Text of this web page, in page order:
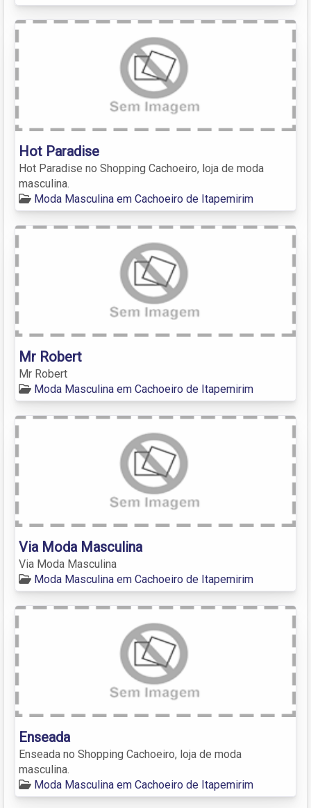
Hot Paradise
Hot Paradise no Shopping Cachoeiro, loja de moda
masculina.
Moda Masculina em Cachoeiro de Itapemirim
Mr Robert
Mr Robert
Moda Masculina em Cachoeiro de Itapemirim
Via Moda Masculina
Via Moda Masculina
Moda Masculina em Cachoeiro de Itapemirim
Enseada
Enseada no Shopping Cachoeiro, loja de moda
masculina.
Moda Masculina em Cachoeiro de Itapemirim